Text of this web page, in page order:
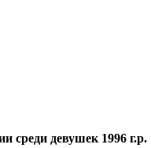
среди девушек 1996 г.р.